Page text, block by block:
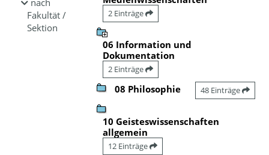
nach
Fakultät /
Sektion
2 Einträge
06 Information und
Dokumentation
2 Einträge
08 Philosophie 48 Einträge
10 Geisteswissenschaften
allgemein
12 Einträge